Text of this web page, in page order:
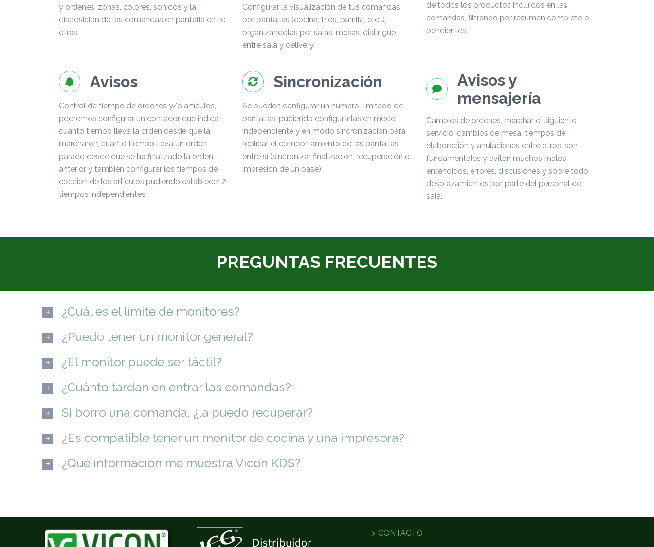
y ordenes, zonas, colores, sonidos y la
disposición de las comandas en pantalla entre
otras.
Configurar la visualización de tus comandas
por pantallas (cocina, fríos, parrilla, etc…),
organizándolas por salas, mesas, distingue
entre sala y delivery.
de todos los productos incluidos en las
comandas, filtrando por resumen completo o
pendientes.
Avisos
Control de tiempo de órdenes y/o artículos,
podremos configurar un contador que indica
cuánto tiempo lleva la orden desde que la
marcharon, cuánto tiempo lleva un orden
parado desde que se ha finalizado la orden
anterior y también configurar los tiempos de
cocción de los artículos pudiendo establecer 2
tiempos independientes.
Sincronización
Se pueden configurar un número ilimitado de
pantallas, pudiendo configurarlas en modo
independiente y en modo sincronización para
replicar el comportamiento de las pantallas
entre sí (sincronizar finalización, recuperación e
impresión de un pase).
Avisos y
mensajería
Cambios de ordenes, marchar el siguiente
servicio, cambios de mesa, tiempos de
elaboración y anulaciones entre otros, son
fundamentales y evitan muchos malos
entendidos, errores, discusiones y sobre todo
desplazamientos por parte del personal de
sala.
PREGUNTAS FRECUENTES
¿Cuál es el límite de monitores?
¿Puedo tener un monitor general?
¿El monitor puede ser táctil?
¿Cuánto tardan en entrar las comandas?
Si borro una comanda, ¿la puedo recuperar?
¿Es compatible tener un monitor de cocina y una impresora?
¿Qué información me muestra Vicon KDS?
CONTACTO